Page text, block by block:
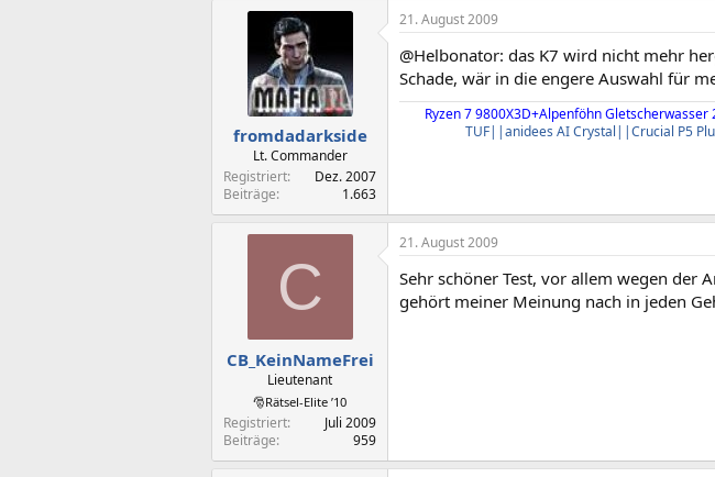
fromdadarkside
Lt. Commander
Registriert
Dez. 2007
Beiträge
1.663
21. August 2009
@Helbonator: das K7 wird nicht mehr
Schade, wär in die engere Auswahl für
Ryzen 7 9800X3D+Alpenföhn Gletscherwasser
TUF| |anidees AI Crystal| |Crucial P5
C
CB_KeinNameFrei
Lieutenant
🎅Rätsel-Elite ’10
Registriert
Juli 2009
Beiträge
959
21. August 2009
Sehr schöner Test, vor allem wegen der
gehört meiner Meinung nach in jeden